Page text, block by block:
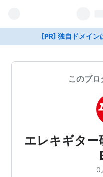
[PR] 独自ドメイン
このブ
エレキギタ
0